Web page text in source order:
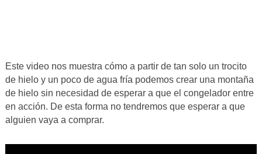
Este video nos muestra cómo a partir de tan solo un trocito
de hielo y un poco de agua fría podemos crear una montaña
de hielo sin necesidad de esperar a que el congelador entre
en acción. De esta forma no tendremos que esperar a que
alguien vaya a comprar.